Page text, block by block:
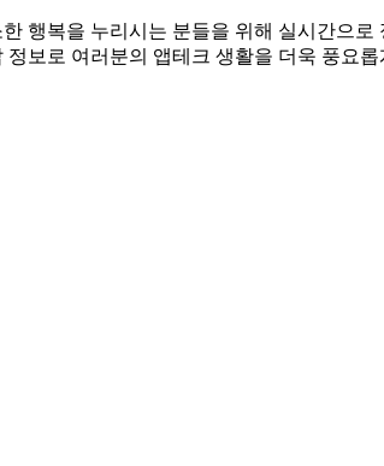
행복을 누리시는 분들을 위해 실시간으
보로 여러분의 앱테크 생활을 더욱 풍요